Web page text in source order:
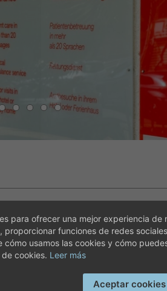
para ofrecer una mejor experiencia
proporcionar funciones de redes
cómo usamos las cookies y cómo
cookies. Leer más
Aceptar cookies